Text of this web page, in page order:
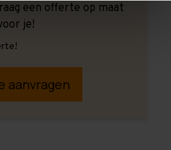
een offerte op maat
je!
aanvragen